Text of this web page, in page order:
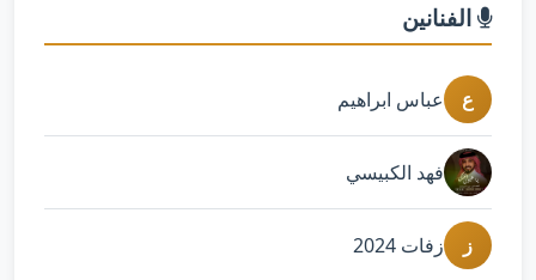
الفنانين
ع عباس ابراهيم
فهد الكبيسي
ز زفات 2024